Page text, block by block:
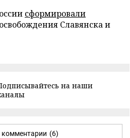
сформировали
Славянска и
на наши
комментарии (6)